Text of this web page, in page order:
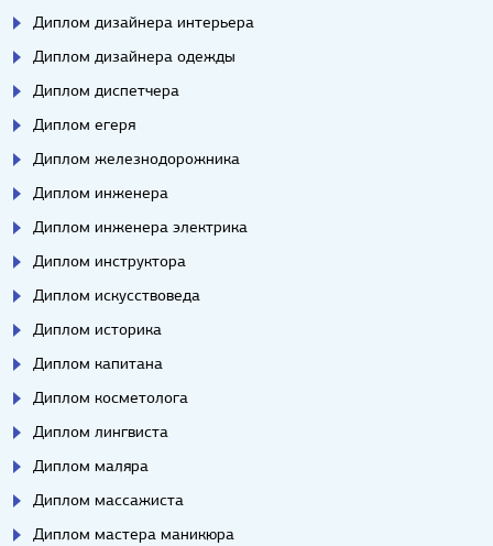
Диплом дизайнера интерьера
Диплом дизайнера одежды
Диплом диспетчера
Диплом егеря
Диплом железнодорожника
Диплом инженера
Диплом инженера электрика
Диплом инструктора
Диплом искусствоведа
Диплом историка
Диплом капитана
Диплом косметолога
Диплом лингвиста
Диплом маляра
Диплом массажиста
Диплом мастера маникюра